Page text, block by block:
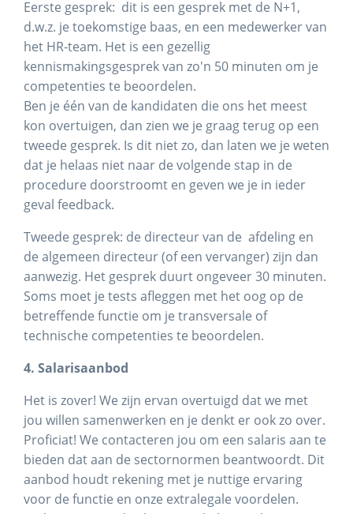
Eerste gesprek: dit is een gesprek met de N+1,
d.w.z. je toekomstige baas, en een medewerker van
het HR-team. Het is een gezellig
kennismakingsgesprek van zo'n 50 minuten om je
competenties te beoordelen.
Ben je één van de kandidaten die ons het meest
kon overtuigen, dan zien we je graag terug op een
tweede gesprek. Is dit niet zo, dan laten we je weten
dat je helaas niet naar de volgende stap in de
procedure doorstroomt en geven we je in ieder
geval feedback.
Tweede gesprek: de directeur van de afdeling en
de algemeen directeur (of een vervanger) zijn dan
aanwezig. Het gesprek duurt ongeveer 30 minuten.
Soms moet je tests afleggen met het oog op de
betreffende functie om je transversale of
technische competenties te beoordelen.
4. Salarisaanbod
Het is zover! We zijn ervan overtuigd dat we met
jou willen samenwerken en je denkt er ook zo over.
Proficiat! We contacteren jou om een salaris aan te
bieden dat aan de sectornormen beantwoordt. Dit
aanbod houdt rekening met je nuttige ervaring
voor de functie en onze extralegale voordelen.